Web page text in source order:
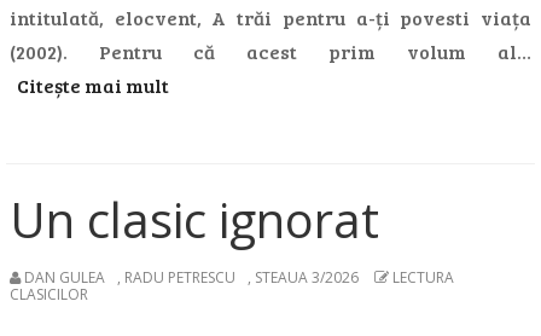
intitulată, elocvent, A trăi pentru a-ți povesti viața
(2002). Pentru că acest prim volum al…
Citește mai mult
Un clasic ignorat
DAN GULEA , RADU PETRESCU , STEAUA 3/2026
LECTURA
CLASICILOR